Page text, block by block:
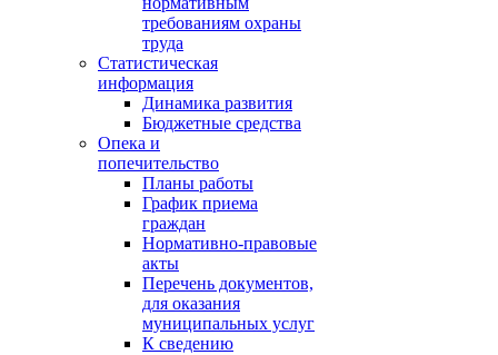
требованиям охраны
труда
Статистическая
информация
Динамика развития
Бюджетные средства
Опека и
попечительство
Планы работы
График приема
граждан
Нормативно-правовые
акты
Перечень документов,
для оказания
муниципальных услуг
К сведению